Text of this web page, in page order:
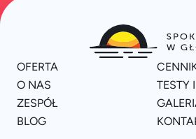
OFERTA
O NAS
TESTY
ZESPÓŁ
BLOG